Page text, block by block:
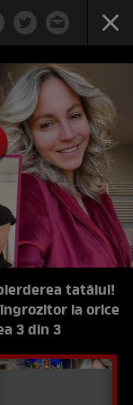
tatălui!
la orice
3 din 3